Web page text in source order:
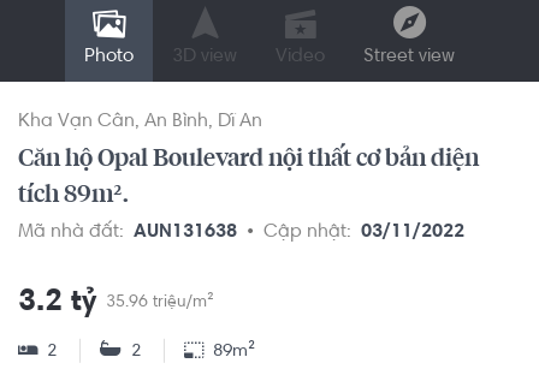
Photo 3D view Video Street view
Kha Vạn Cân An Bình Dĩ An
Căn hộ Opal Boulevard nội thất cơ bản diện
tích 89m².
Mã nhà đất: AUN131638 Cập nhật: 03/11/2022
3.2 tỷ 35.96 triệu/m²
2 2 89m²